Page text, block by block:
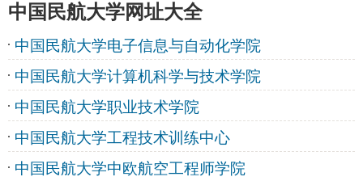
中国民航大学网址大全
中国民航大学电子信息与自动化学院
中国民航大学计算机科学与技术学院
中国民航大学职业技术学院
中国民航大学工程技术训练中心
中国民航大学中欧航空工程师学院